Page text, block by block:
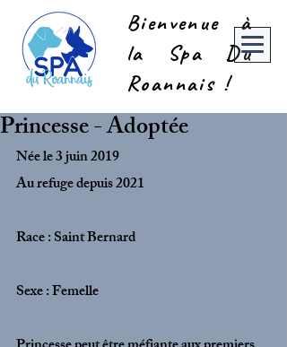
Bienvenue à
la Spa Du
Roannais !
Princesse - Adoptée
Née le 3 juin 2019
Au refuge depuis 2021
Race : Saint Bernard
Sexe : Femelle